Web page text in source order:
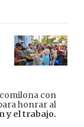
con
honrar al
y el trabajo.